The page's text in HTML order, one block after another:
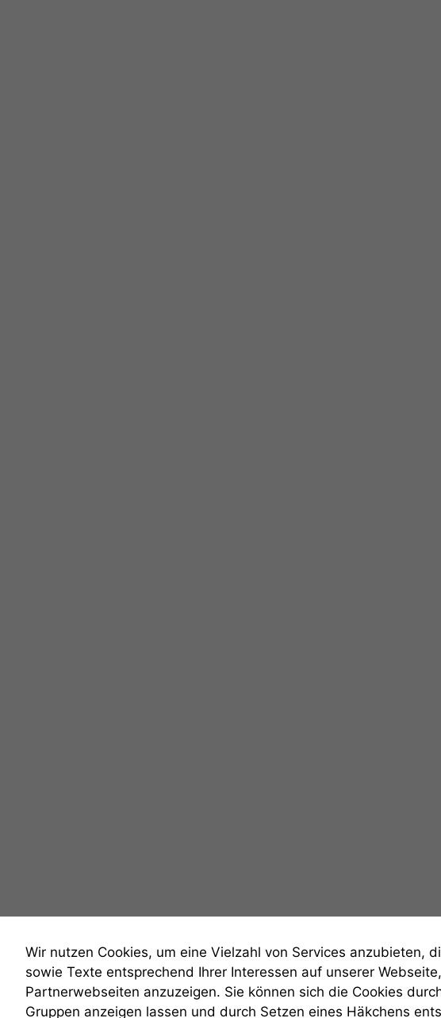
anmelden
Wir nutzen Cookies, um eine Vielzahl von Services anzubieten,
sowie Texte entsprechend Ihrer Interessen auf unserer
Partnerwebseiten anzuzeigen. Sie können sich die Cookies
Gruppen anzeigen lassen und durch Setzen eines Häkchens